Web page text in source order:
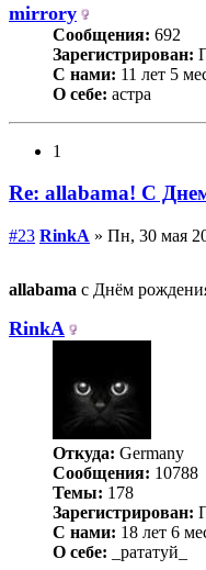
mirrory
Сообщения: 692
Зарегистрирован:
С нами: 11 лет 5
О себе: астра
1
Re: allabama! С
#23 RinkA » Пн, 30 мая
allabama с Днём
RinkA
Откуда: Germany
Сообщения: 10788
Темы: 178
Зарегистрирован:
С нами: 18 лет 6
О себе: _рататуй_